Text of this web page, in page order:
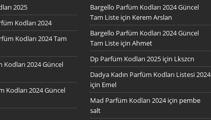
2025
Kodları 2024
Kodları 2024 Tam
Kodları 2024 Güncel
Kodları 2024 Güncel
Bargello Parfüm Kodları 2024 Güncel
Tam Listeiçin Kerem Arslan
Bargello Parfüm Kodları 2024 Güncel
Tam Listeiçin Ahmet
Dp Parfüm Kodları 2025için Lkszcn
Dadya Kadın Parfüm Kodları Listesi 2024
için Emel
Mad Parfüm Kodları 2024için pembe
salt